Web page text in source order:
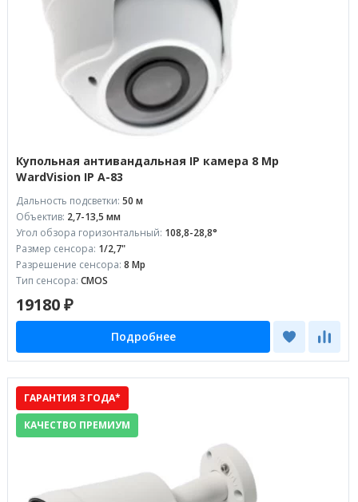
Купольная антивандальная IP камера 8 Mp
WardVision IP A-83
Дальность подсветки: 50 м
Объектив: 2,7-13,5 мм
Угол обзора горизонтальный: 108,8-28,8°
Размер сенсора: 1/2,7"
Разрешение сенсора: 8 Mp
Тип сенсора: CMOS
19180 ₽
Подробнее
ГАРАНТИЯ 3 ГОДА*
КАЧЕСТВО ПРЕМИУМ